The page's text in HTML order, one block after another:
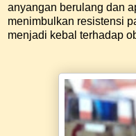
anyangan berulang dan
menimbulkan resistensi
menjadi kebal terhadap